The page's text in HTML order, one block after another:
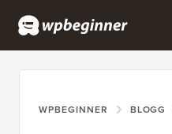
WPBEGINNER BLOGG